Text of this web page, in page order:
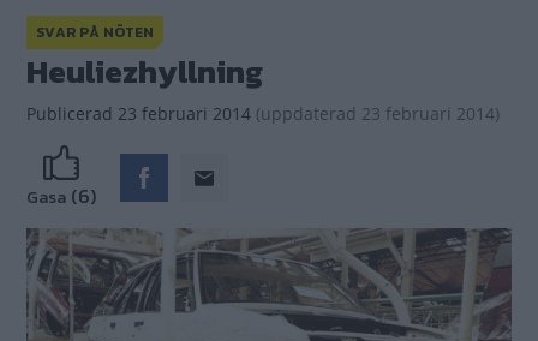
SVAR PÅ NÖTEN
Heuliezhyllning
Publicerad 23 februari 2014 (uppdaterad 23 februari 2014)
Gasa (6)